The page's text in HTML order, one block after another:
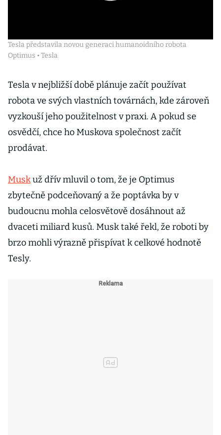
Tesla představila novou generaci humanoidního robota
Optimus • Tesla
Tesla v nejbližší době plánuje začít používat
robota ve svých vlastních továrnách, kde zároveň
vyzkouší jeho použitelnost v praxi. A pokud se
osvědčí, chce ho Muskova společnost začít
prodávat.
Muskuž dřív mluvil o tom, že je Optimus
zbytečně podceňovaný a že poptávka by v
budoucnu mohla celosvětově dosáhnout až
dvaceti miliard kusů. Musk také řekl, že roboti by
brzo mohli výrazně přispívat k celkové hodnotě
Tesly.